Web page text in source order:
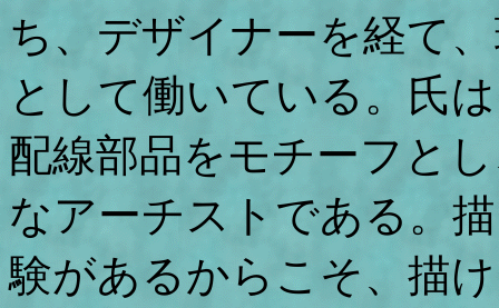
ち、デザイナーを経て
として働いている。氏
配線部品をモチーフと
なアーチストである。
験があるからこそ、描